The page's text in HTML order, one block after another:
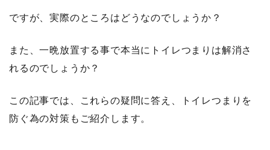
ですが、実際のところはどうなのでしょうか？
また、一晩放置する事で本当にトイレつまりは解消さ
れるのでしょうか？
この記事では、これらの疑問に答え、トイレつまりを
防ぐ為の対策もご紹介します。